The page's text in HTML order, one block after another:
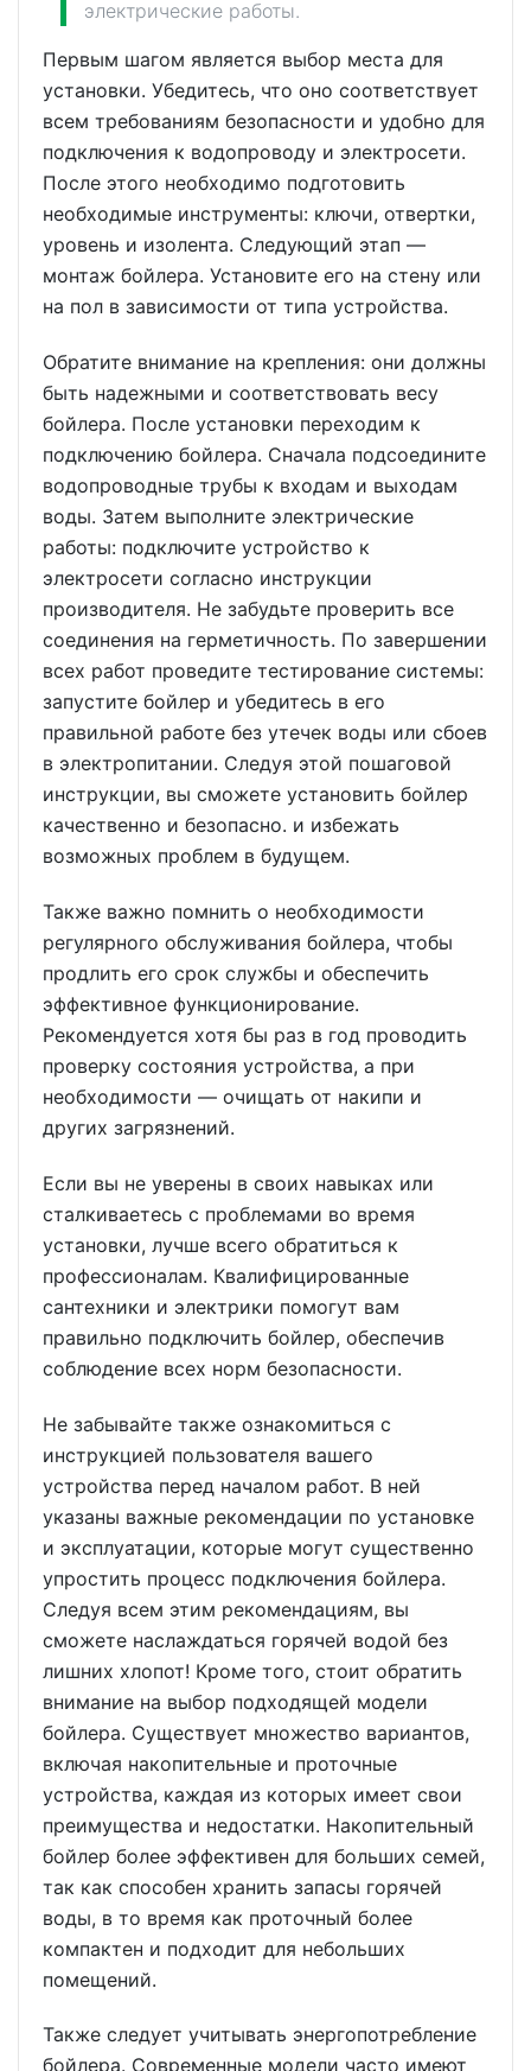
электрические работы.
Первым шагом является выбор места для
установки. Убедитесь, что оно соответствует
всем требованиям безопасности и удобно для
подключения к водопроводу и электросети.
После этого необходимо подготовить
необходимые инструменты: ключи, отвертки,
уровень и изолента. Следующий этап —
монтаж бойлера. Установите его на стену или
на пол в зависимости от типа устройства.
Обратите внимание на крепления: они должны
быть надежными и соответствовать весу
бойлера. После установки переходим к
подключению бойлера. Сначала подсоедините
водопроводные трубы к входам и выходам
воды. Затем выполните электрические
работы: подключите устройство к
электросети согласно инструкции
производителя. Не забудьте проверить все
соединения на герметичность. По завершении
всех работ проведите тестирование системы:
запустите бойлер и убедитесь в его
правильной работе без утечек воды или сбоев
в электропитании. Следуя этой пошаговой
инструкции, вы сможете установить бойлер
качественно и безопасно. и избежать
возможных проблем в будущем.
Также важно помнить о необходимости
регулярного обслуживания бойлера, чтобы
продлить его срок службы и обеспечить
эффективное функционирование.
Рекомендуется хотя бы раз в год проводить
проверку состояния устройства, а при
необходимости — очищать от накипи и
других загрязнений.
Если вы не уверены в своих навыках или
сталкиваетесь с проблемами во время
установки, лучше всего обратиться к
профессионалам. Квалифицированные
сантехники и электрики помогут вам
правильно подключить бойлер, обеспечив
соблюдение всех норм безопасности.
Не забывайте также ознакомиться с
инструкцией пользователя вашего
устройства перед началом работ. В ней
указаны важные рекомендации по установке
и эксплуатации, которые могут существенно
упростить процесс подключения бойлера.
Следуя всем этим рекомендациям, вы
сможете наслаждаться горячей водой без
лишних хлопот! Кроме того, стоит обратить
внимание на выбор подходящей модели
бойлера. Существует множество вариантов,
включая накопительные и проточные
устройства, каждая из которых имеет свои
преимущества и недостатки. Накопительный
бойлер более эффективен для больших семей,
так как способен хранить запасы горячей
воды, в то время как проточный более
компактен и подходит для небольших
помещений.
Также следует учитывать энергопотребление
бойлера. Современные модели часто имеют